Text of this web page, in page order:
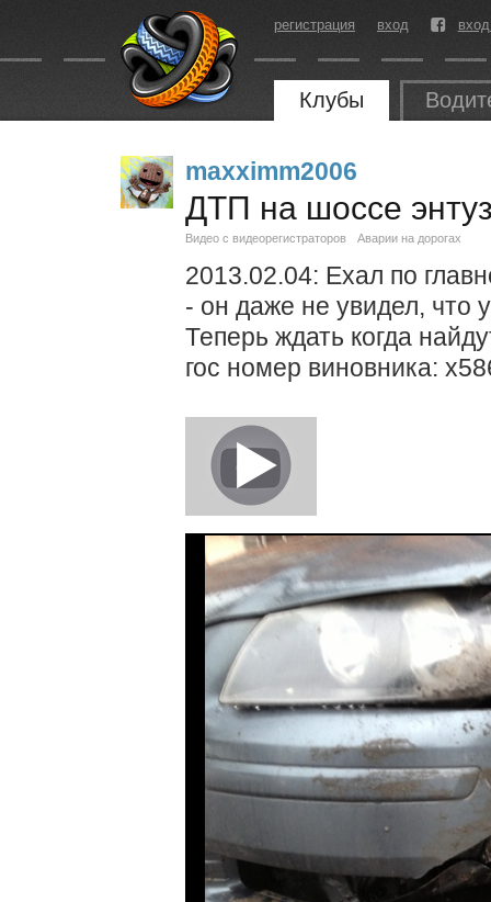
регистрация вход
Клубы
maxximm2006
ДТП на шоссе
Видео с видеорегистраторов Аварии на дорогах
2013.02.04: Ехал по
- он даже не увидел, что
Теперь ждать когда
гос номер виновника: